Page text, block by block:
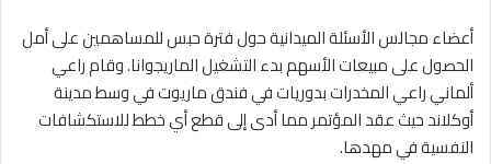
أعضاء مجالس الأسئلة الميدانية حول فترة حبس للمساهمين على أمل
الحصول على مبيعات الأسهم بدء التشغيل الماريجوانا. وقام راعي
ألماني راعي المخدرات بدوريات في فندق ماريوت في وسط مدينة
أوكلاند حيث عقد المؤتمر مما أدى إلى قطع أي خطط للاستكشافات
النفسية في مهدها.